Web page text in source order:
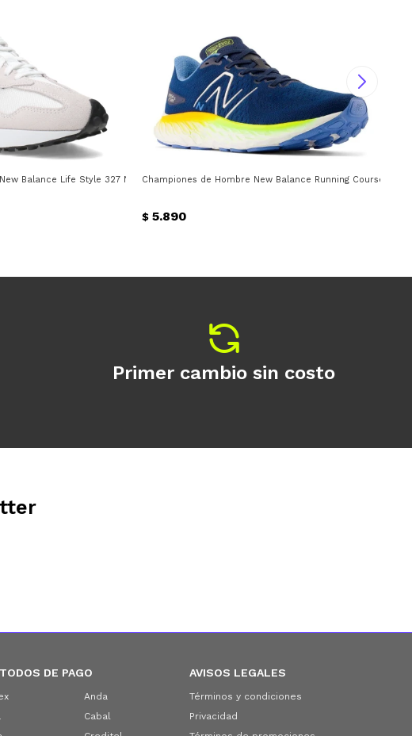
- Azul
Balance Life Style 327 New Balance - Blanco - Gris - Negro
Championes de Hombre New Balance Running Course
$ 5.890
DE PAGO
Anda
Cabal
AVISOS LEGALES
Términos y condiciones
Privacidad
Primer cambio sin costo